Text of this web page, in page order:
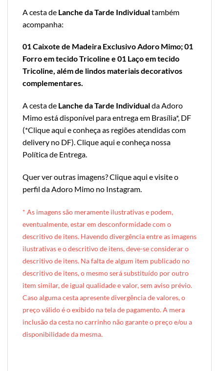
A cesta de Lanche da Tarde Individualtambém
acompanha:
01 Caixote de Madeira Exclusivo Adoro Mimo; 01
Forro em tecido Tricoline e 01 Laço em tecido
Tricoline, além de lindos materiais decorativos
complementares.
A cesta de Lanche da Tarde Individualda Adoro
Mimo está disponível para entrega em Brasília*, DF
(*Clique aqui e conheça as regiões atendidas com
delivery no DF).Clique aqui e conheça nossa
Política de Entrega.
Quer ver outras imagens?Clique aqui e visite o
perfil da Adoro Mimo no Instagram.
* As imagens são meramente ilustrativas e podem,
eventualmente, estar em desconformidade com o
descritivo de itens. Havendo divergência entre as imagens
ilustrativas e o descritivo de itens, deve-se considerar o
descritivo de itens. Na falta de algum item publicado no
descritivo de itens, o mesmo será substituído por outro
item similar, de igual qualidade e valor, sem aviso prévio.
Caso alguma cesta apresente divergência de valores, o
preço válido é o exibido na tela de pagamento. A mera
inclusão da cesta no carrinho não garante o preço e/ou a
disponibilidade da mesma.